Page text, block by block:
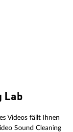
Lab
Videos fällt Ihnen
Sound Cleaning